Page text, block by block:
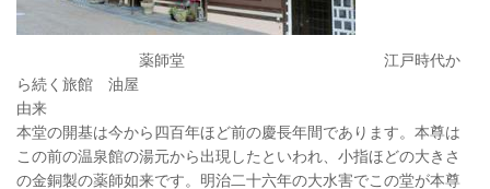
薬師堂 江戸時代か
ら続く旅館 油屋
由来
本堂の開基は今から四百年ほど前の慶長年間であります。本尊は
この前の温泉館の湯元から出現したといわれ、小指ほどの大きさ
の金銅製の薬師如来です。明治二十六年の大水害でこの堂が本尊